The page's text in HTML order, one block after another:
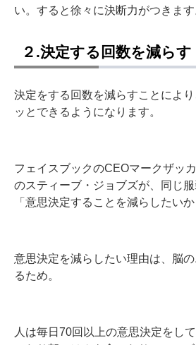
い。すると徐々に決断力がつきます
２.決定する回数を減らす
決定をする回数を減らすことによ
ッとできるようになります。
フェイスブックのCEOマークザッ
のスティーブ・ジョブズが、同じ
「意思決定することを減らしたいか
意思決定を減らしたい理由は、脳
るため。
人は毎日70回以上の意思決定をし